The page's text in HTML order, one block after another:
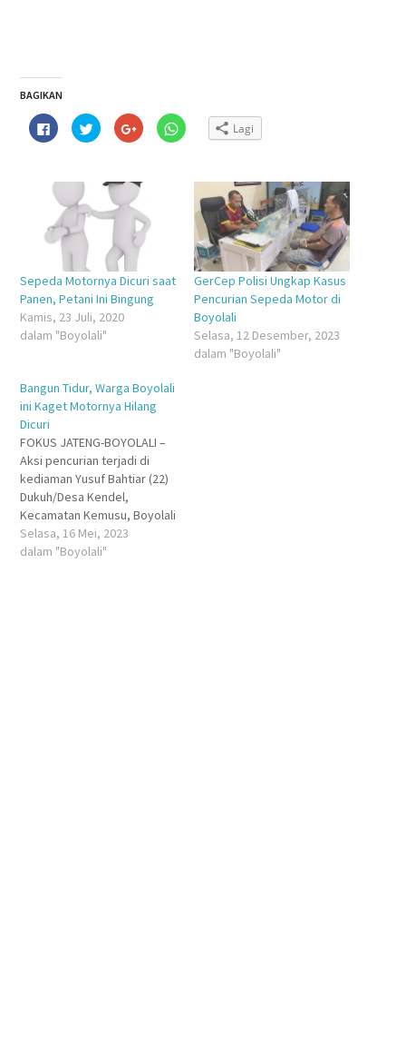
BAGIKAN
Klik
untuk
membagikan
di
jendela
yang
baru)
Klik
untuk
berbagi
jendela
yang
baru)
Klik
untuk
berbagi
(Membuka
di
jendela
yang
baru)
Klik
untuk
yang
baru)
Lagi
Sepeda Motornya Dicuri saat
Panen, Petani Ini Bingung
Kamis, 23 Juli, 2020
dalam "Boyolali"
GerCep Polisi Ungkap Kasus
Pencurian Sepeda Motor di
Boyolali
Selasa, 12 Desember, 2023
dalam "Boyolali"
Bangun Tidur, Warga Boyolali
ini Kaget Motornya Hilang
Dicuri
FOKUS JATENG-BOYOLALI –
Aksi pencurian terjadi di
kediaman Yusuf Bahtiar (22)
Dukuh/Desa Kendel,
Kecamatan Kemusu, Boyolali
pada Selasa 16 Mei 2023 dini
hari. Korban mengaku tak
Selasa, 16 Mei, 2023
dalam "Boyolali"